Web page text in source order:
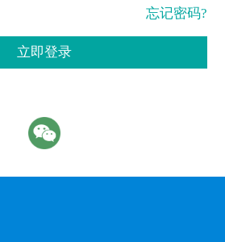
忘记密码?
立即登录